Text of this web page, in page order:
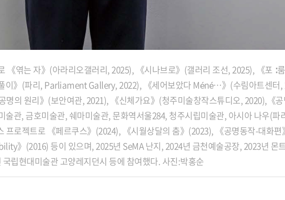
《엮는 자》(아라리오갤러리, 2025), 《시나브로》(갤러리 조선, 2025), 《포 ∶
이》(파리, Parliament Gallery, 2022), 《세어보았다 Méné…》(수림아트센터,
의 원리》(보안여관, 2021), 《신체가요》(청주미술창작스튜디오, 2020),《공
술관, 금호미술관, 쉐마미술관, 문화역서울284, 청주시립미술관, 아시아 나우(파
프로젝트로 《페르쿠스》(2024), 《시월상달의 춤》(2023), 《공명동작-대화
》(2016) 등이 있으며, 2025년 SeMA 난지, 2024년 금천예술공장, 2023년 몬
립현대미술관 고양레지던시 등에 참여했다. 사진:박홍순